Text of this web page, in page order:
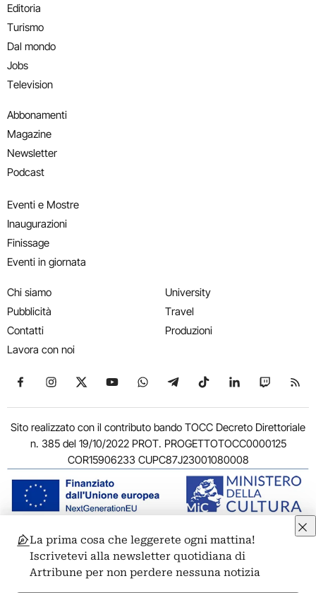
Editoria
Turismo
Dal mondo
Jobs
Television
Abbonamenti
Magazine
Newsletter
Podcast
Eventi e Mostre
Inaugurazioni
Finissage
Eventi in giornata
Chi siamo
Pubblicità
Contatti
Lavora con noi
University
Travel
Produzioni
Seguici su Facebook
Seguici su Instagram
Seguici su X
Seguici su YouTube
Seguici su WhatsApp
Seguici su Telegram
Seguici su TikTok
Seguici su
Seguici
Sito realizzato con il contributo bando TOCC Decreto Direttoriale
n. 385 del 19/10/2022 PROT. PROGETTOTOCC0000125
COR15906233 CUPC87J23001080008
© 2011-2026 ARTRIBUNE srl – Corso Vittorio Emanuele II, 287 –
00186 Roma - P.I. 11381581005
Privacy: Responsabile della protezione dei dati personali
La prima cosa che leggerete ogni mattina!
Iscrivetevi alla newsletter quotidiana di
Artribune per non perdere nessuna notizia